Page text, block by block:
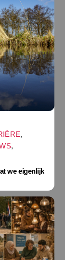
,
,
we eigenlijk